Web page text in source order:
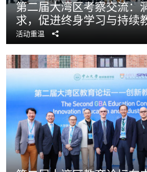
第二届大湾区考察交流：
求，促进终身学习与持续
活动重温
享